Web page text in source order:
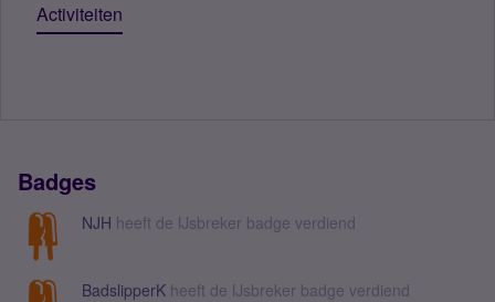
Activiteiten
Badges
NJH heeft de IJsbreker badge verdiend
BadslipperK heeft de IJsbreker badge verdiend